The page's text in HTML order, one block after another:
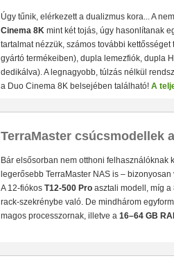
• USB 3.2 Gen2
olvasási sebesség
halk ventilátor
Úgy tűnik, elérkezett a dualizmus kora... A
Cinema 8K mint két tojás, úgy hasonlítanak
tartalmat nézzük, számos további
gyártó termékeiben), dupla lemezfiók, dupla
dedikálva). A legnagyobb, túlzás nélkül
a Duo Cinema 8K belsejében található! A
TerraMaster csúcsmodellek
Bár elsősorban nem otthoni felhasználóknak
legerősebb TerraMaster NAS is –
A 12-fiókos T12-500 Pro asztali modell, míg
rack-szekrénybe való. De mindhárom
magos processzornak, illetve a 16–64 GB